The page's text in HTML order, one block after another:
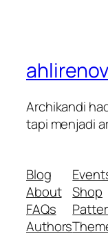
Archikandi
tapi menjadi
Blog
About
FAQs
Authors
Shop